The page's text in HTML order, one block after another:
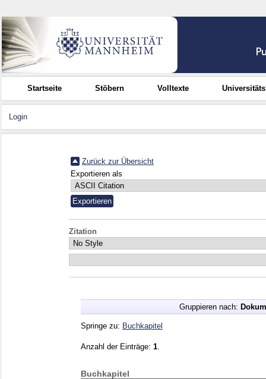
Startseite Stöbern Volltexte
Login
Zurück zur Übersicht
Exportieren als
Zitation
Gruppieren nach:
Springe zu: Buchkapitel
Anzahl der Einträge: 1
Buchkapitel